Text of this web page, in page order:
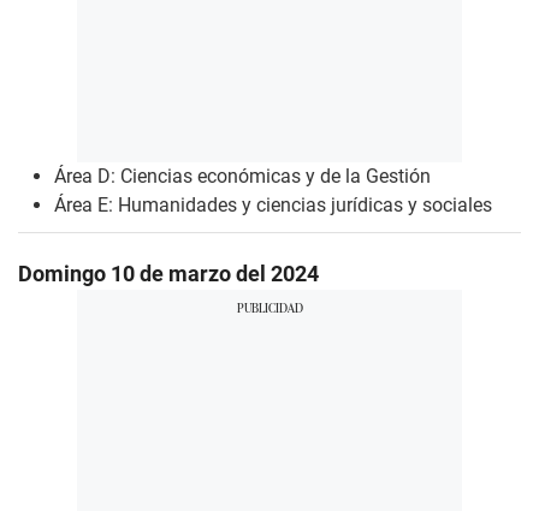
Área D: Ciencias económicas y de la Gestión
Área E: Humanidades y ciencias jurídicas y sociales
Domingo 10 de marzo del 2024